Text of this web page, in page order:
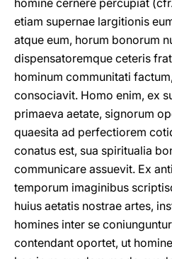
homine cernere percupiat
etiam supernae largitionis
atque eum, horum bonorum
dispensatoremque ceteris
hominum communitati
consociavit. Homo enim, ex
primaeva aetate, signorum
quaesita ad perfectiorem
conatus est, sua spiritualia
communicare assuevit. Ex
temporum imaginibus
huius aetatis nostrae artes,
homines inter se
contendant oportet, ut